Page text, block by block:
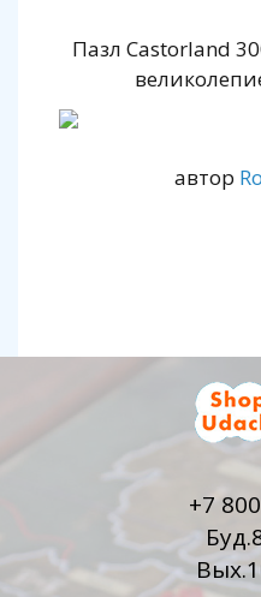
Пазл Castorland
автор
+7